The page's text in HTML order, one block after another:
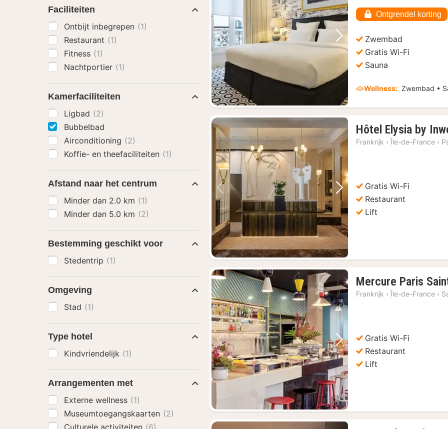
Vorige foto Volgende foto
€
Ontgrendel korting
Zwembad
Gratis Wi-Fi
Sauna
Wellness: Zwembad •
Vorige foto Volgende foto
Hôtel Elysia by
Frankrijk › Île-de-France ›
Gratis Wi-Fi
Restaurant
Lift
Vorige foto Volgende foto
Mercure Paris
Frankrijk › Île-de-France ›
Gratis Wi-Fi
Restaurant
Lift
Faciliteiten
Ontbijt inbegrepen (1)
Restaurant (1)
Fitness (1)
Nachtportier (1)
Kamerfaciliteiten
Ligbad (2)
Bubbelbad
Airconditioning (2)
Koffie- en theefaciliteiten (1)
Afstand naar het centrum
Minder dan 2.0 km (1)
Minder dan 5.0 km (2)
Bestemming geschikt voor
Stedentrip (1)
Omgeving
Stad (1)
Type hotel
Kindvriendelijk (1)
Arrangementen met
Externe wellness (1)
Museumtoegangskaarten (2)
Culturele activiteiten (6)